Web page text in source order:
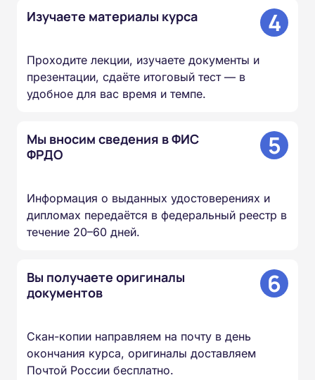
Изучаете материалы курса 4
Проходите лекции, изучаете документы и
презентации, сдаёте итоговый тест — в
удобное для вас время и темпе.
Мы вносим сведения в ФИС
ФРДО
5
Информация о выданных удостоверениях и
дипломах передаётся в федеральный реестр в
течение 20–60 дней.
Вы получаете оригиналы
документов
6
Скан-копии направляем на почту в день
окончания курса, оригиналы доставляем
Почтой России бесплатно.